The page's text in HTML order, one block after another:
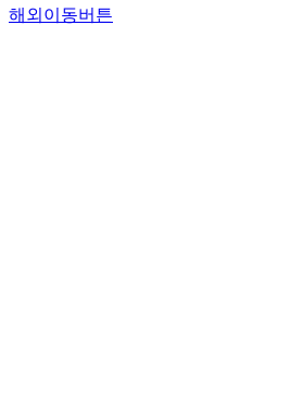
해외이동버튼